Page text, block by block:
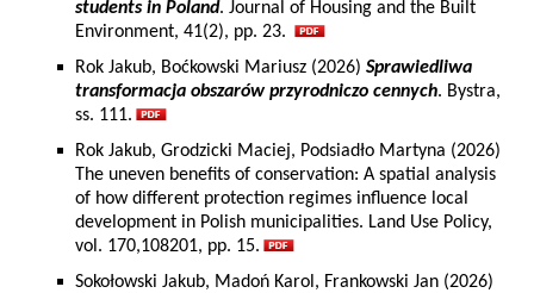
students in Poland. Journal of Housing and the Built
Environment, 41(2), pp. 23.
Rok Jakub, Boćkowski Mariusz (2026) Sprawiedliwa
transformacja obszarów przyrodniczo cennych. Bystra,
ss. 111.
Rok Jakub, Grodzicki Maciej, Podsiadło Martyna (2026)
The uneven benefits of conservation: A spatial analysis
of how different protection regimes influence local
development in Polish municipalities. Land Use Policy,
vol. 170,108201, pp. 15.
Sokołowski Jakub, Madoń Karol, Frankowski Jan (2026)